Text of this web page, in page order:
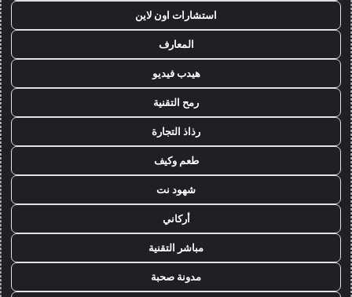
استشارات اون لاين
المعارف
هيدب فيديو
رمح التقنية
رذاذ التجارة
طعم وكيف
شهود نت
أركاني
مباشر التقنية
مدونة صحبة